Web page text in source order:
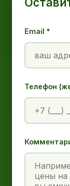
Email *
Телефон